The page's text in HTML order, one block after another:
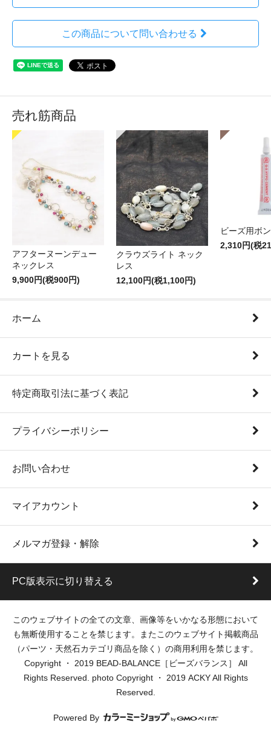
この商品について問い合わせる
売れ筋商品
アフターヌーンデュー
ネックレス
9,900円(税900円)
クラウズライト ネック
レス
12,100円(税1,100円)
ビーズ用ボ
2,310円(税
ホーム
カートを見る
特定商取引法に基づく表記
プライバシーポリシー
お問い合わせ
マイアカウント
メルマガ登録・解除
PC版表示に切り替える
このウェブサイトの全ての文章、画像等をいかなる形態において
も無断使用することを禁じます。またこのウェブサイト掲載商品
（パーツ・天然石カテゴリ商品を除く）の商用利用を禁じます。
Copyright ・ 2019 BEAD-BALANCE［ビーズバランス］ All
Rights Reserved. photo Copyright ・ 2019 ACKY All Rights
Reserved.
Powered By